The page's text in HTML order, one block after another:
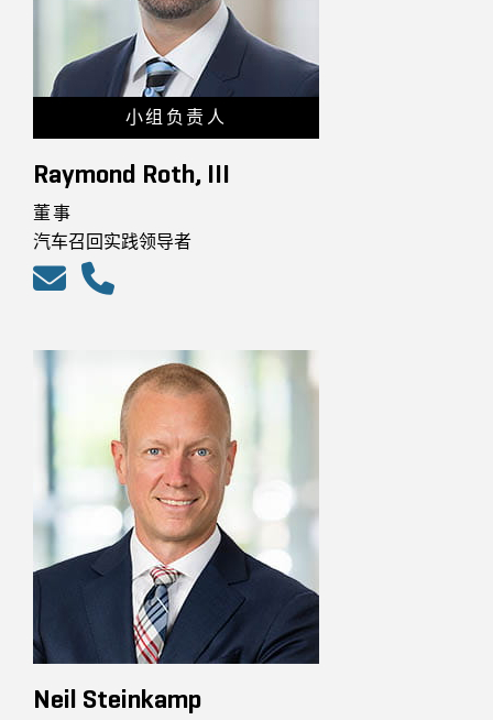
小组负责人
Raymond Roth, III
董事
汽车召回实践领导者
Neil Steinkamp